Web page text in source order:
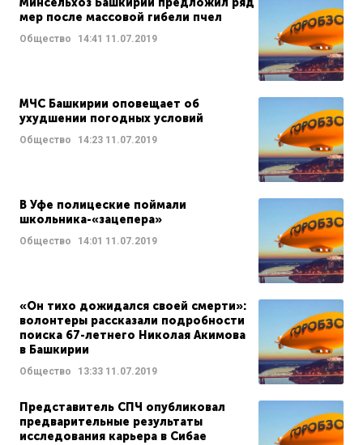
Минсельхоз Башкирии предложил ряд
мер после массовой гибели пчел
Общество 14:41 11.07.2019
МЧС Башкирии оповещает об
ухудшении погодных условий
Общество 14:23 11.07.2019
В Уфе полицеские поймали
школьника-«зацепера»
Общество 14:01 11.07.2019
«Он тихо дожидался своей смерти»:
волонтеры рассказали подробности
поиска 67-летнего Николая Акимова
в Башкирии
Общество 13:33 11.07.2019
Представитель СПЧ опубликовал
предварительные результаты
исследования карьера в Сибае